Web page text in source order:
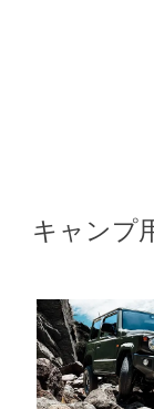
キャンプ